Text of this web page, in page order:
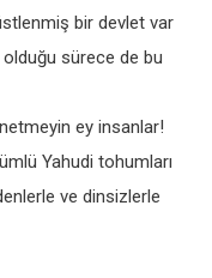
bir devlet var
sürece de bu
ey insanlar!
Yahudi tohumları
ve dinsizlerle